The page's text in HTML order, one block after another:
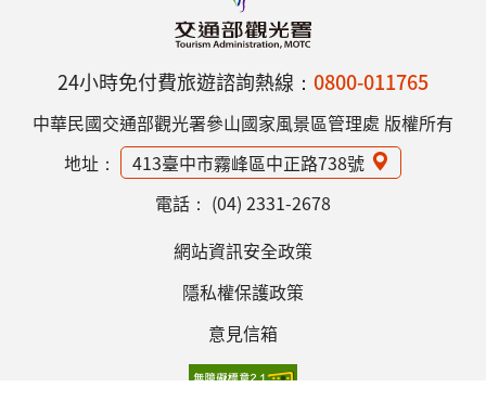
24小時免付費旅遊諮詢熱線： 0800-011765
中華民國交通部觀光署參山國家風景區管理處 版權所有
地址：
413臺中市霧峰區中正路738號
電話： (04) 2331-2678
網站資訊安全政策
隱私權保護政策
意見信箱